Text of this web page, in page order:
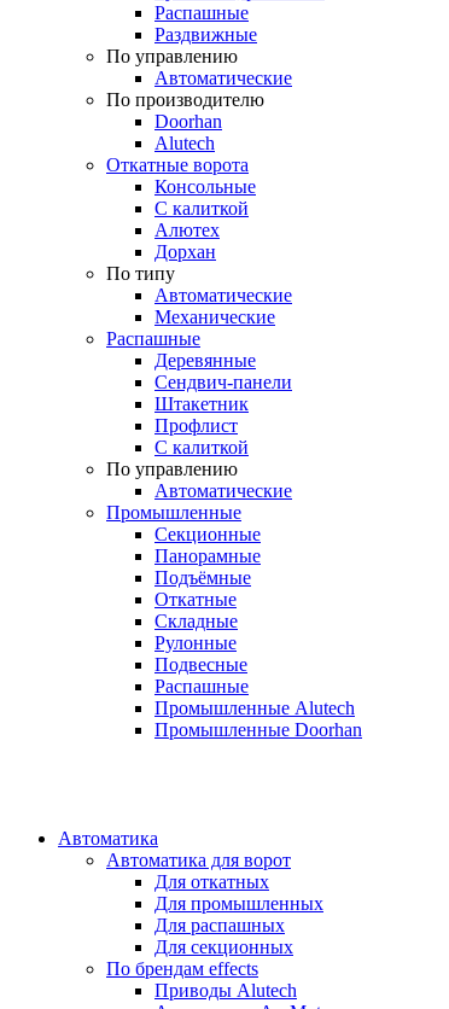
Распашные
Раздвижные
По управлению
Автоматические
По производителю
Doorhan
Alutech
Откатные ворота
Консольные
С калиткой
Алютех
Дорхан
По типу
Автоматические
Механические
Распашные
Деревянные
Сендвич-панели
Штакетник
Профлист
С калиткой
По управлению
Автоматические
Промышленные
Секционные
Панорамные
Подъёмные
Откатные
Складные
Рулонные
Подвесные
Распашные
Промышленные Alutech
Промышленные Doorhan
Автоматика
Автоматика для ворот
Для откатных
Для промышленных
Для распашных
Для секционных
По брендам effects
Приводы Alutech